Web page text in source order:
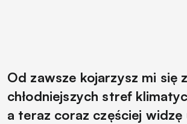
Od zawsze kojarzysz mi się
chłodniejszych stref
a teraz coraz częściej widzę